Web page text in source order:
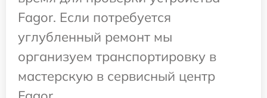
Fagor. Если потребуется
углубленный ремонт мы
организуем транспортировку в
мастерскую в сервисный центр